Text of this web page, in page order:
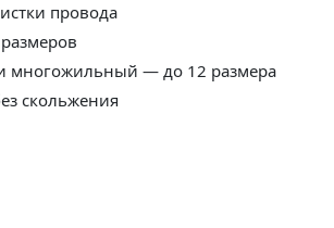
провода
многожильный — до 12 размера
скольжения